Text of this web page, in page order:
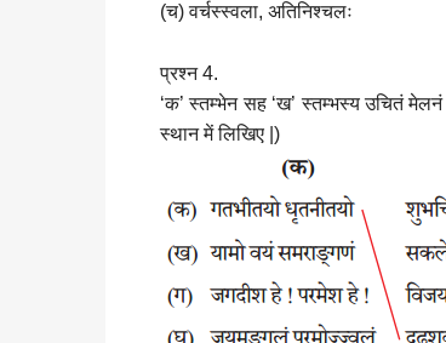
(च) वर्चस्स्वला, अतिनिश्चलः
प्रश्न 4.
‘क’ स्तम्भेन सह ‘ख’ स्तम्भस्य उचितं
स्थान में लिखिए |)